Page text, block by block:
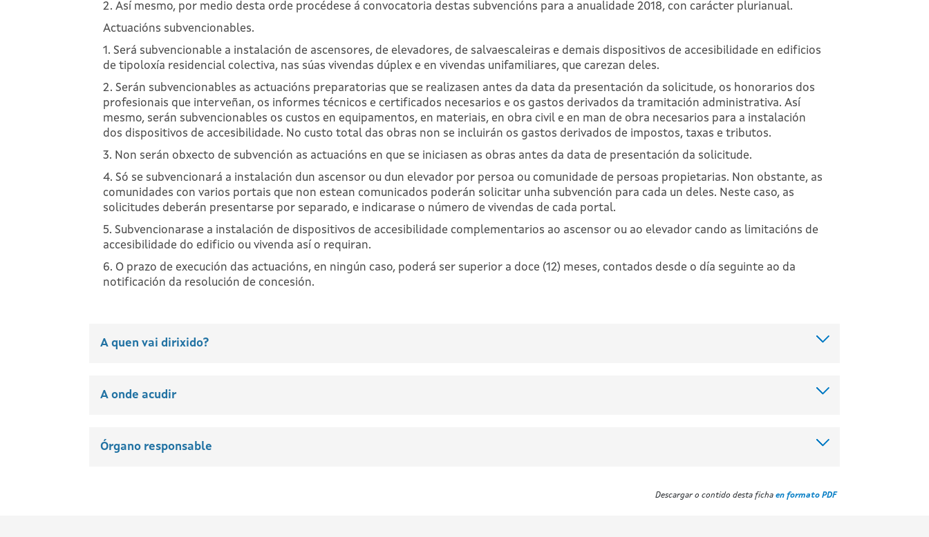
2. Así mesmo, por medio desta orde procédese á convocatoria destas subvencións para a anualidade 2018, con carácter plurianual.
Actuacións subvencionables.
1. Será subvencionable a instalación de ascensores, de elevadores, de salvaescaleiras e demais dispositivos de accesibilidade en edificios
de tipoloxía residencial colectiva, nas súas vivendas dúplex e en vivendas unifamiliares, que carezan deles.
2. Serán subvencionables as actuacións preparatorias que se realizasen antes da data da presentación da solicitude, os honorarios dos
profesionais que interveñan, os informes técnicos e certificados necesarios e os gastos derivados da tramitación administrativa. Así
mesmo, serán subvencionables os custos en equipamentos, en materiais, en obra civil e en man de obra necesarios para a instalación
dos dispositivos de accesibilidade. No custo total das obras non se incluirán os gastos derivados de impostos, taxas e tributos.
3. Non serán obxecto de subvención as actuacións en que se iniciasen as obras antes da data de presentación da solicitude.
4. Só se subvencionará a instalación dun ascensor ou dun elevador por persoa ou comunidade de persoas propietarias. Non obstante, as
comunidades con varios portais que non estean comunicados poderán solicitar unha subvención para cada un deles. Neste caso, as
solicitudes deberán presentarse por separado, e indicarase o número de vivendas de cada portal.
5. Subvencionarase a instalación de dispositivos de accesibilidade complementarios ao ascensor ou ao elevador cando as limitacións de
accesibilidade do edificio ou vivenda así o requiran.
6. O prazo de execución das actuacións, en ningún caso, poderá ser superior a doce (12) meses, contados desde o día seguinte ao da
notificación da resolución de concesión.
A quen vai dirixido?
A onde acudir
Órgano responsable
Descargar o contido desta ficha en formato PDF